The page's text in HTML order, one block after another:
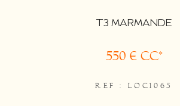
T3 MARMANDE
550 € CC*
REF : LOC1065